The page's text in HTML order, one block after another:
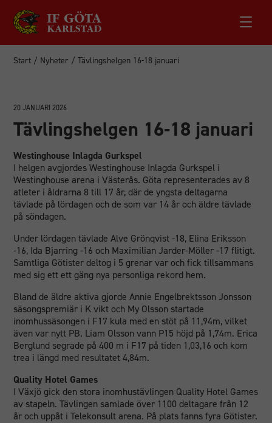
Start / Nyheter /Tävlingshelgen 16-18 januari
20 JANUARI 2026
Tävlingshelgen 16-18 januari
Westinghouse Inlagda Gurkspel
I helgen avgjordes Westinghouse Inlagda Gurkspel i
Westinghouse arena i Västerås. Göta representerades av 8
atleter i åldrarna 8 till 17 år, där de yngsta deltagarna
tävlade på lördagen och de som var 14 år och äldre tävlade
på söndagen.
Under lördagen tävlade Alve Grönqvist -18, Elina Eriksson
-16, Ida Bjarring -16 och Maximilian Jarder-Möller -17 flitigt.
Samtliga Götister deltog i 5 grenar var och fick tillsammans
med sig ett ett gäng nya personliga rekord hem.
Bland de äldre aktiva gjorde Annie Engelbrektsson Jonsson
säsongspremiär i K vikt och My Olsson startade
inomhussäsongen i F17 kula med en stöt på 11,94m, vilket
även var nytt PB. Liam Olsson vann P15 höjd på 1,74m. Erica
Berglund segrade på 400 m i F17 på tiden 1,03,16 och kom
trea i längd med resultatet 4,84m.
Quality Hotel Games
I Växjö gick den stora inomhustävlingen Quality Hotel Games
av stapeln. Tävlingen samlade över 1100 deltagare från 12
år och uppåt i Telekonsult arena. På plats fanns fyra Götister.